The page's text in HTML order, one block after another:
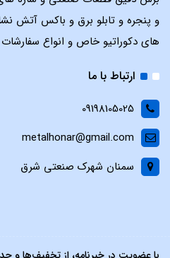
و پنجره و تابلو برق و باکس آتش
های دکوراتیو خاص و انواع
ارتباط با ما
09198105025
metalhonar@gmail.com
سمنان شهرک صنعتی شرق